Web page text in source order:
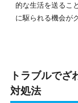
的な生活を送るこ
に駆られる機会が
トラブルで
対処法